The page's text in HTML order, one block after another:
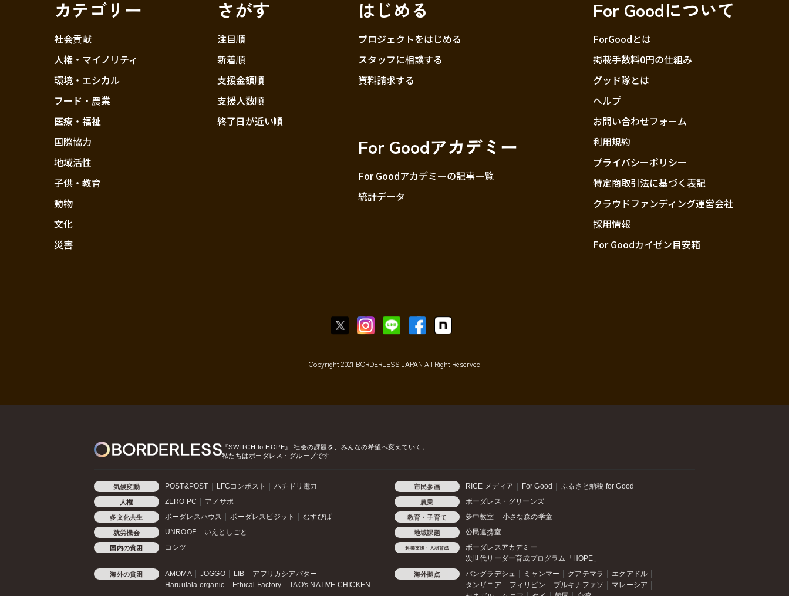
カテゴリー
社会貢献
人権・マイノリティ
環境・エシカル
フード・農業
医療・福祉
国際協力
地域活性
子供・教育
動物
文化
災害
さがす
注目順
新着順
支援金額順
支援人数順
終了日が近い順
はじめる
プロジェクトをはじめる
スタッフに相談する
資料請求する
For Goodアカデミー
For Goodアカデミーの記事一覧
統計データ
For Goodについて
ForGoodとは
掲載手数料0円の仕組み
グッド隊とは
ヘルプ
お問い合わせフォーム
利用規約
プライバシーポリシー
特定商取引法に基づく表記
クラウドファンディング運営会社
採用情報
For Goodカイゼン目安箱
Copyright 2021 BORDERLESS JAPAN All Right Reserved
『SWITCH to HOPE』
社会の課題を、みんなの希望へ変えていく。
私たちはボーダレス・グループです
気候変動 POST&POST LFCコンポスト ハチドリ電力 市民参画 RICE メディア For Good ふるさと納税 for Good
人権 ZERO PC アノサポ 農業 ボーダレス・グリーンズ
多文化共生 ボーダレスハウス ボーダレスビジット むすびば 教育・子育て 夢中教室 小さな森の学童
就労機会 UNROOF いえとしごと 地域課題 公民連携室
国内の貧困 コシツ 起業支援・人材育成
ボーダレスアカデミー
次世代リーダー育成プログラム「HOPE」
海外の貧困 AMOMA JOGGO LIB
アフリカシアバター
Haruulala organic
Ethical Factory TAO's NATIVE CHICKEN
海外拠点 バングラデシュ ミャンマー グアテマラ
エクアドル
タンザニア
フィリピン ブルキナファソ
マレーシア